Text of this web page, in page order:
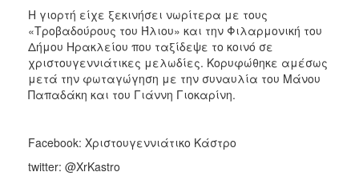
H γιορτή είχε ξεκινήσει νωρίτερα με τους
«Τροβαδούρους του Ήλιου» και την Φιλαρμονική του
Δήμου Ηρακλείου που ταξίδεψε το κοινό σε
χριστουγεννιάτικες μελωδίες. Κορυφώθηκε αμέσως
μετά την φωταγώγηση με την συναυλία του Μάνου
Παπαδάκη και του Γιάννη Γιοκαρίνη.
Facebook: Χριστουγεννιάτικο Κάστρο
twitter: @XrKastro